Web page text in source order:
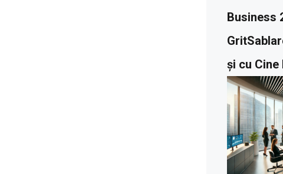
Business
și cu Cine